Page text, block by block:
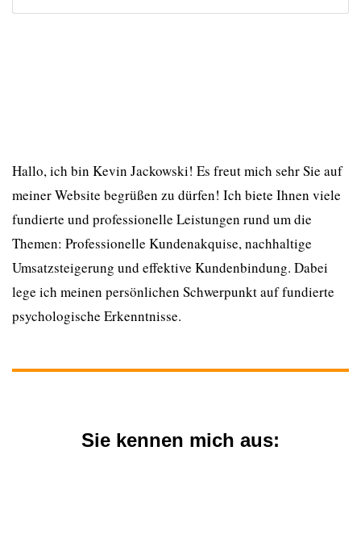
Hallo, ich bin Kevin Jackowski! Es freut mich sehr Sie auf
meiner Website begrüßen zu dürfen! Ich biete Ihnen viele
fundierte und professionelle Leistungen rund um die
Themen: Professionelle Kundenakquise, nachhaltige
Umsatzsteigerung und effektive Kundenbindung. Dabei
lege ich meinen persönlichen Schwerpunkt auf fundierte
psychologische Erkenntnisse.
Sie kennen mich aus: